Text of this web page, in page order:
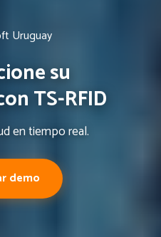
su
TS-RFID
en tiempo real.
demo